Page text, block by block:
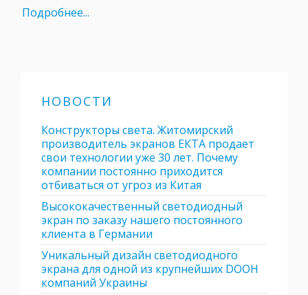
Подробнее...
НОВОСТИ
Конструкторы света. Житомирский
производитель экранов ЕКТА продает
свои технологии уже 30 лет. Почему
компании постоянно приходится
отбиваться от угроз из Китая
Высококачественный светодиодный
экран по заказу нашего постоянного
клиента в Германии
Уникальный дизайн светодиодного
экрана для одной из крупнейших DOOH
компаний Украины